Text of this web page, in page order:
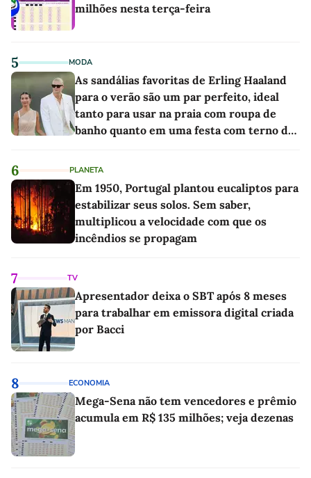
milhões nesta terça-feira
5 MODA
As sandálias favoritas de Erling Haaland
para o verão são um par perfeito, ideal
tanto para usar na praia com roupa de
banho quanto em uma festa com terno de
6 PLANETA
Em 1950, Portugal plantou eucaliptos para
estabilizar seus solos. Sem saber,
multiplicou a velocidade com que os
incêndios se propagam
7 TV
Apresentador deixa o SBT após 8 meses
para trabalhar em emissora digital criada
por Bacci
8 ECONOMIA
Mega-Sena não tem vencedores e prêmio
acumula em R$ 135 milhões; veja dezenas